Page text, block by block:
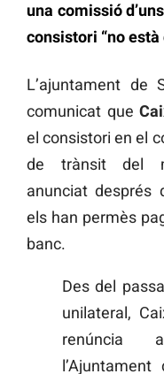
una comissió
consistori “no està
L’ajuntament de
comunicat que
el consistori en el
de trànsit del
anunciat després
els han permès
banc.
Des del
unilateral,
renúncia